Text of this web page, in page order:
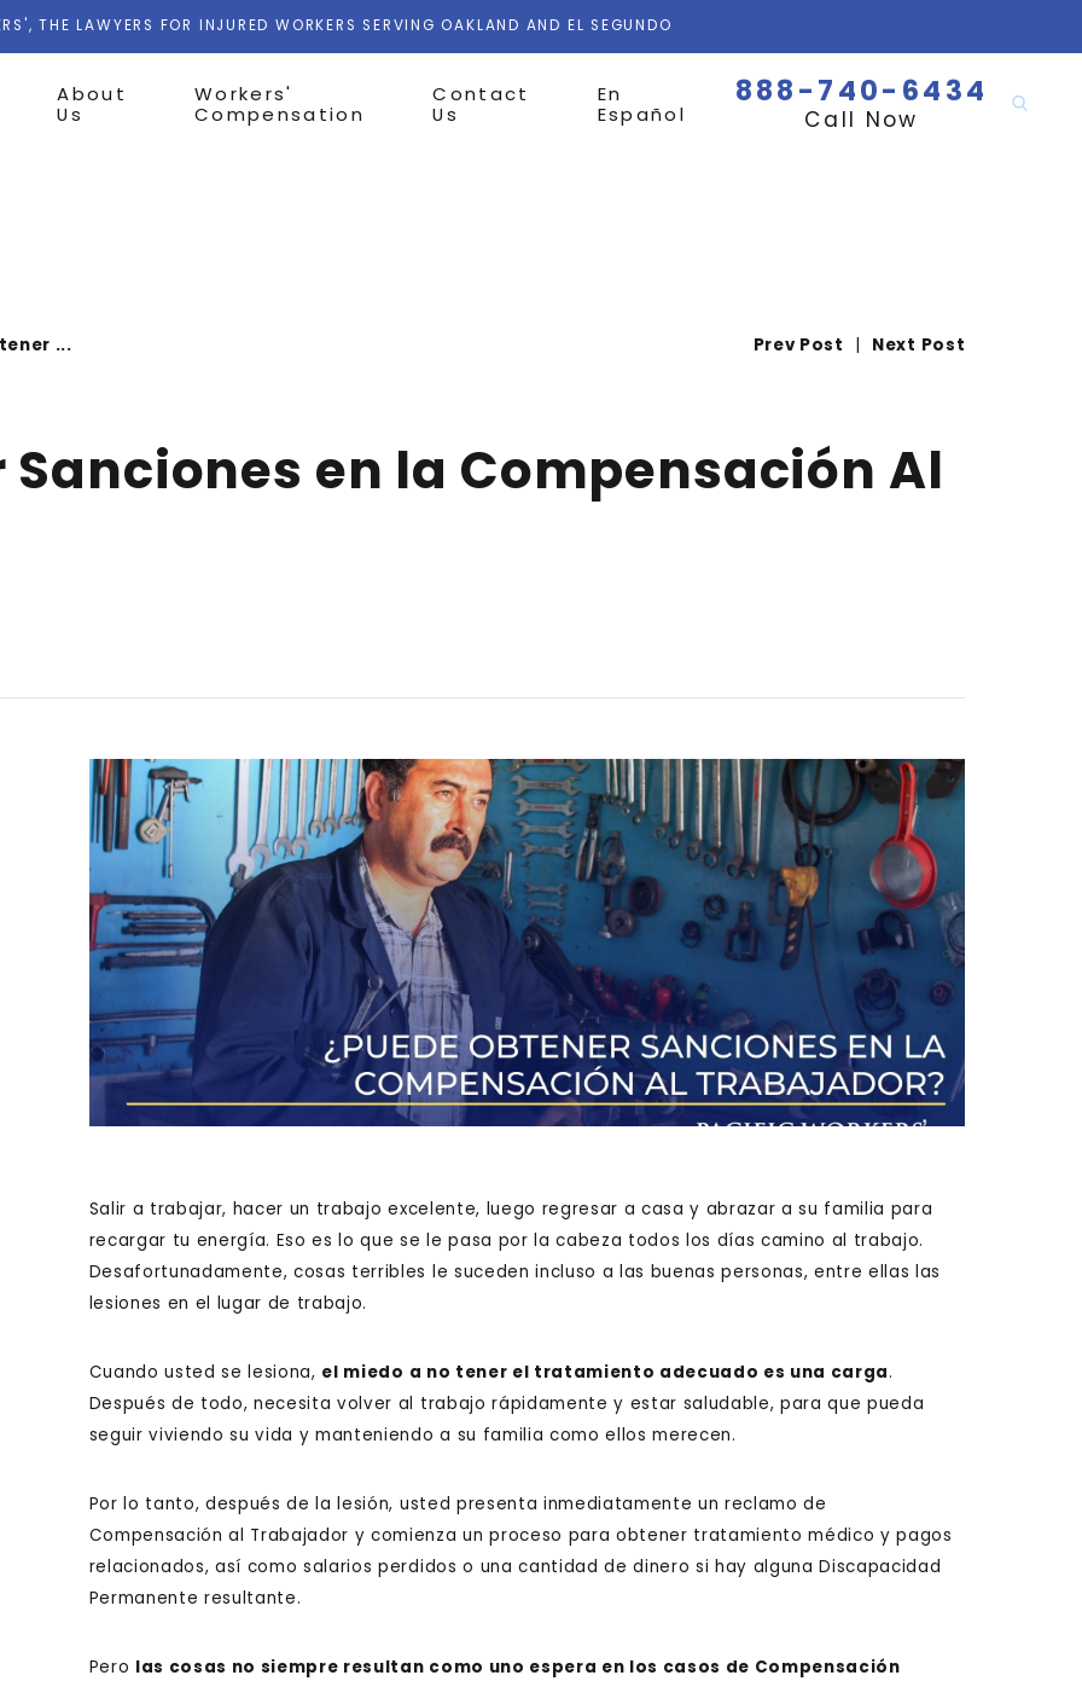
THE LAWYERS FOR INJURED WORKERS SERVING OAKLAND AND EL SEGUNDO
About
Us
Workers'
Compensation
Contact
Us
En
Español
888-740-6434
Call Now
... Prev Post | Next Post
Sanciones en la Compensación Al
Salir a trabajar, hacer un trabajo excelente, luego regresar a casa y abrazar a su familia para
recargar tu energía. Eso es lo que se le pasa por la cabeza todos los días camino al trabajo.
Desafortunadamente, cosas terribles le suceden incluso a las buenas personas, entre ellas las
lesiones en el lugar de trabajo.
Cuando usted se lesiona, el miedo a no tener el tratamiento adecuado es una carga.
Después de todo, necesita volver al trabajo rápidamente y estar saludable, para que pueda
seguir viviendo su vida y manteniendo a su familia como ellos merecen.
Por lo tanto, después de la lesión, usted presenta inmediatamente un reclamo de
Compensación al Trabajador y comienza un proceso para obtener tratamiento médico y pagos
relacionados, así como salarios perdidos o una cantidad de dinero si hay alguna Discapacidad
Permanente resultante.
Pero las cosas no siempre resultan como uno espera en los casos de Compensación